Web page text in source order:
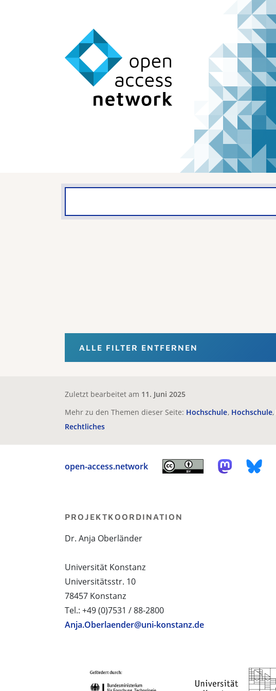
ALLE FILTER ENTFERNEN
Zuletzt bearbeitet am 11. Juni 2025
Mehr zu den Themen dieser Seite: Hochschule Hochschule
Rechtliches
open-access.network
PROJEKTKOORDINATION
Dr. Anja Oberländer
Universität Konstanz
Universitätsstr. 10
78457 Konstanz
Tel.: +49 (0)7531 / 88-2800
Anja.Oberlaender@uni-konstanz.de